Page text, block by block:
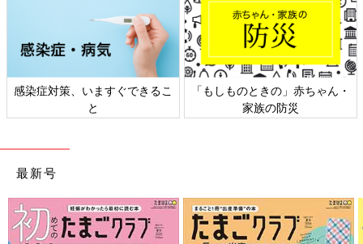
日本外来小児科学会リーフレッ
ト検討会
六星占術 細木かおりさんの人生
相談
最新号